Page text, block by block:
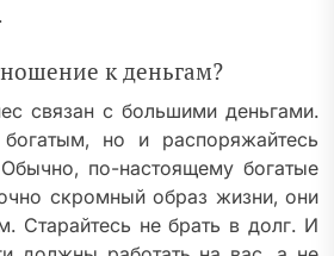
к деньгам?
связан с большими деньгами.
но и распоряжайтесь
по-настоящему богатые
скромный образ жизни, они
Старайтесь не брать в долг. И